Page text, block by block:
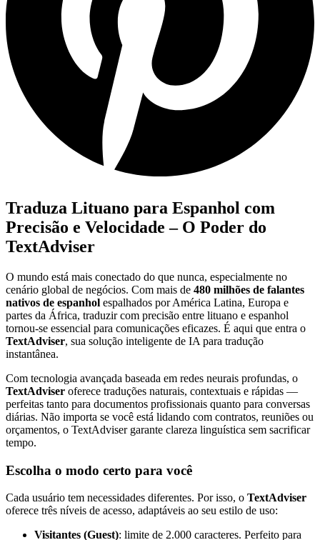
Traduza Lituano para Espanhol com
Precisão e Velocidade – O Poder do
TextAdviser
O mundo está mais conectado do que nunca, especialmente no
cenário global de negócios. Com mais de 480 milhões de falantes
nativos de espanhol espalhados por América Latina, Europa e
partes da África, traduzir com precisão entre lituano e espanhol
tornou-se essencial para comunicações eficazes. É aqui que entra o
TextAdviser, sua solução inteligente de IA para tradução
instantânea.
Com tecnologia avançada baseada em redes neurais profundas, o
TextAdviser oferece traduções naturais, contextuais e rápidas —
perfeitas tanto para documentos profissionais quanto para conversas
diárias. Não importa se você está lidando com contratos, reuniões ou
orçamentos, o TextAdviser garante clareza linguística sem sacrificar
tempo.
Escolha o modo certo para você
Cada usuário tem necessidades diferentes. Por isso, o TextAdviser
oferece três níveis de acesso, adaptáveis ao seu estilo de uso:
Visitantes (Guest): limite de 2.000 caracteres. Perfeito para